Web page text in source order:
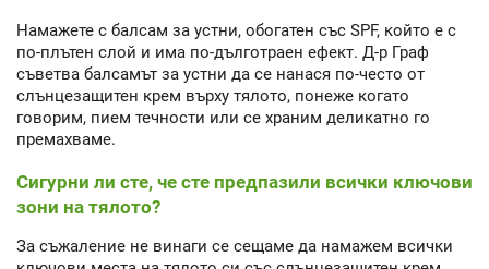
Намажете с балсам за устни, обогатен със SPF, който е с
по-плътен слой и има по-дълготраен ефект. Д-р Граф
съветва балсамът за устни да се нанася по-често от
слънцезащитен крем върху тялото, понеже когато
говорим, пием течности или се храним деликатно го
премахваме.
Сигурни ли сте, че сте предпазили всички ключови
зони на тялото?
За съжаление не винаги се сещаме да намажем всички